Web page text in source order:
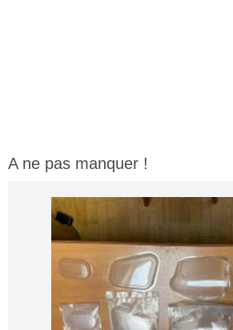
A ne pas manquer !